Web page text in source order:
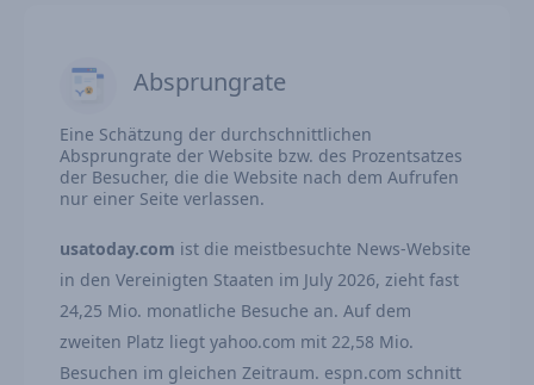
Absprungrate
Eine Schätzung der durchschnittlichen
Absprungrate der Website bzw. des Prozentsatzes
der Besucher, die die Website nach dem Aufrufen
nur einer Seite verlassen.
usatoday.com ist die meistbesuchte News-Website
in den Vereinigten Staaten im July 2026, zieht fast
24,25 Mio. monatliche Besuche an. Auf dem
zweiten Platz liegt yahoo.com mit 22,58 Mio.
Besuchen im gleichen Zeitraum. espn.com schnitt